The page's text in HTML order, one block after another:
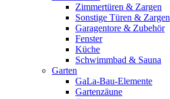
Zimmertüren & Zargen
Sonstige Türen & Zargen
Garagentore & Zubehör
Fenster
Küche
Schwimmbad & Sauna
Garten
GaLa-Bau-Elemente
Gartenzäune